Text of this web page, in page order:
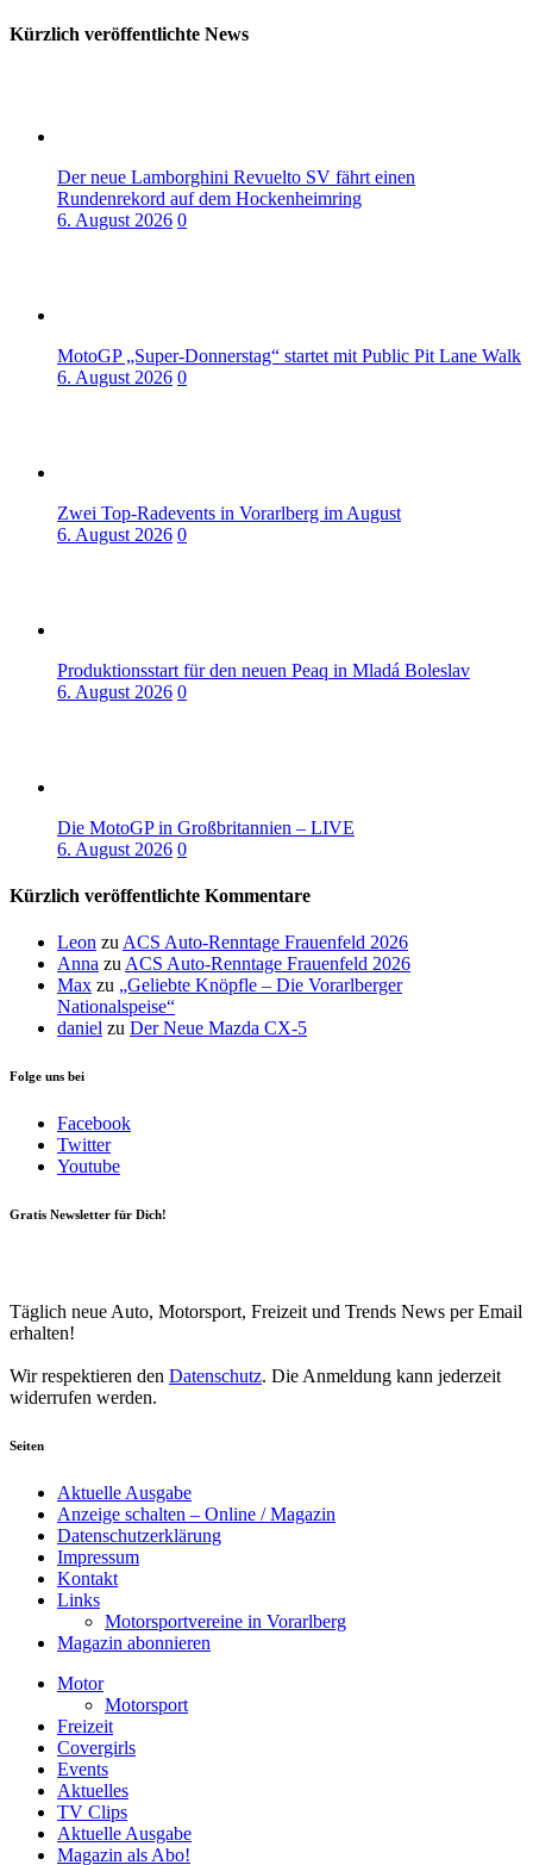
Kürzlich veröffentlichte News
Der neue Lamborghini Revuelto SV fährt einen
Rundenrekord auf dem Hockenheimring
6. August 2026 0
MotoGP „Super-Donnerstag“ startet mit Public Pit Lane Walk
6. August 2026 0
Zwei Top-Radevents in Vorarlberg im August
6. August 2026 0
Produktionsstart für den neuen Peaq in Mladá Boleslav
6. August 2026 0
Die MotoGP in Großbritannien – LIVE
6. August 2026 0
Kürzlich veröffentlichte Kommentare
Leon zu ACS Auto-Renntage Frauenfeld 2026
Anna zu ACS Auto-Renntage Frauenfeld 2026
Max zu „Geliebte Knöpfle – Die Vorarlberger
Nationalspeise“
daniel zu Der Neue Mazda CX-5
Folge uns bei
Facebook
Twitter
Youtube
Gratis Newsletter für Dich!
Täglich neue Auto, Motorsport, Freizeit und Trends News per Email
erhalten!
Wir respektieren den Datenschutz. Die Anmeldung kann jederzeit
widerrufen werden.
Seiten
Aktuelle Ausgabe
Anzeige schalten – Online / Magazin
Datenschutzerklärung
Impressum
Kontakt
Links
Motorsportvereine in Vorarlberg
Magazin abonnieren
Motor
Motorsport
Freizeit
Covergirls
Events
Aktuelles
TV Clips
Aktuelle Ausgabe
Magazin als Abo!